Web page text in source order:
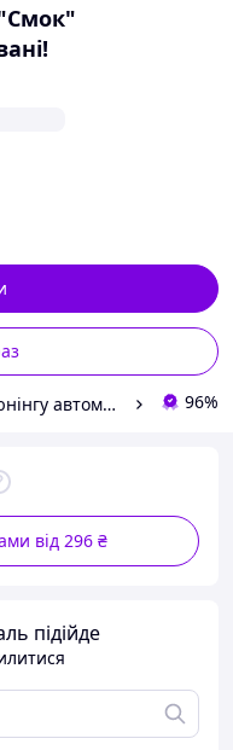
"Смок"
Продавець СвітАвто (товари для тюнінгу автомобілів ВАЗ) 96%
від 296 ₴
підійде